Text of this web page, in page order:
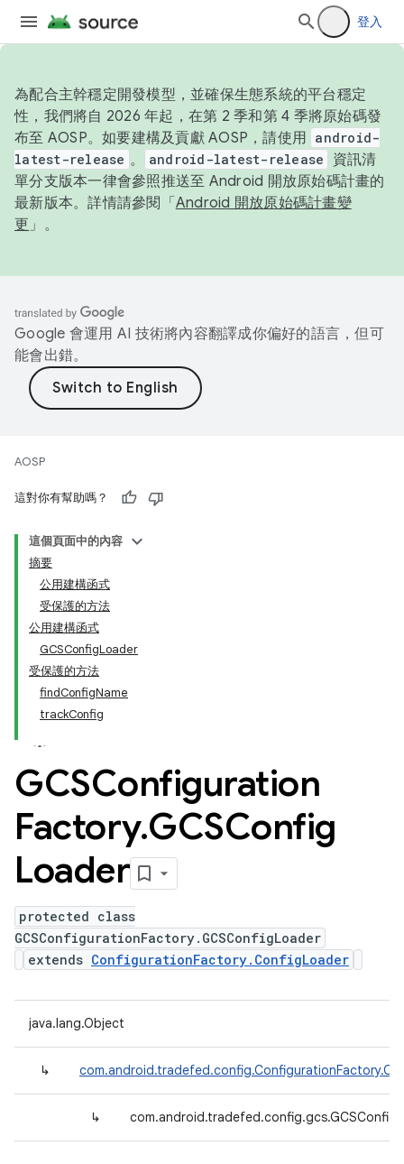
登入
為配合主幹穩定開發模型，並確保生態系統的平台穩定
性，我們將自 2026 年起，在第 2 季和第 4 季將原始碼發
布至 AOSP。如要建構及貢獻 AOSP，請使用 android-
latest-release 。 android-latest-release
資訊清
單分支版本一律會參照推送至 Android 開放原始碼計畫的
最新版本。詳情請參閱「 Android 開放原始碼計畫變
更 」。
Google 會運用 AI 技術將內容翻譯成你偏好的語言，但可
能會出錯。
AOSP
這對你有幫助嗎？
這個頁面中的內容
摘要
公用建構函式
受保護的方法
公用建構函式
GCSConfigLoader
受保護的方法
findConfigName
trackConfig
GCSConfiguration
Factory.GCSConfig
Loader
protected class
GCSConfigurationFactory.GCSConfigLoader
extends ConfigurationFactory.ConfigLoader
java.lang.Object
↳
↳